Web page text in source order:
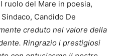
ruolo del Mare in poesia,
Candido De
creduto nel valore della
Ringrazio i prestigiosi